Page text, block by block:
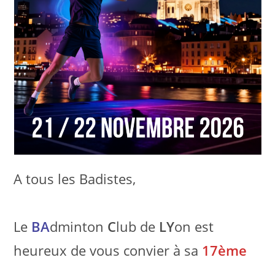
A tous les Badistes,
Le BAdminton Club de LYon est
heureux de vous convier à sa 17ème